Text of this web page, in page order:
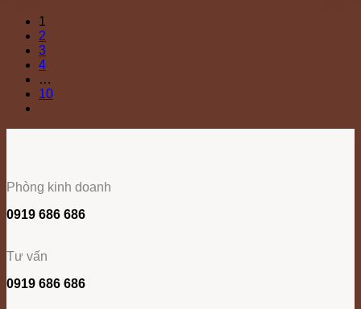
1
2
3
4
…
10
Phòng kinh doanh
0919 686 686
Tư vấn
0919 686 686